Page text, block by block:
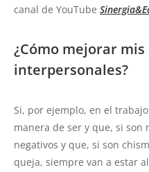
canal de YouTube
¿Cómo mejorar
interpersonales?
Si, por ejemplo, en el
manera de ser y que, si son
negativos y que, si son
queja, siempre van a estar